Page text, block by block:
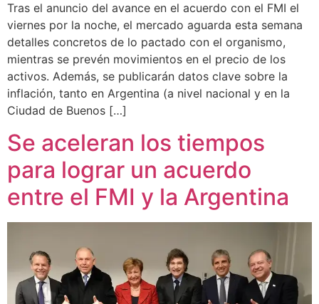
Tras el anuncio del avance en el acuerdo con el FMI el
viernes por la noche, el mercado aguarda esta semana
detalles concretos de lo pactado con el organismo,
mientras se prevén movimientos en el precio de los
activos. Además, se publicarán datos clave sobre la
inflación, tanto en Argentina (a nivel nacional y en la
Ciudad de Buenos […]
Se aceleran los tiempos
para lograr un acuerdo
entre el FMI y la Argentina